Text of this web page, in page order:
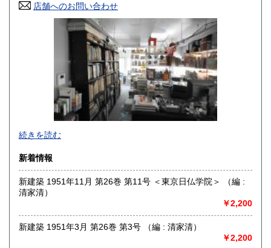
高知県 185円
185円 長崎県
185円 大分県
185円 鹿児島県
185円
店舗へのお問い合わせ
グラフィックデザイン、イラストレーション、タイポグラフ
ィ、プロダクトデザイン、インテリア、建築、広告、写真に
関する資料を扱っています。買取りも積極的に行っておりま
すので、出張・宅配買取ともに、お気軽にご連絡ください。
沿線名：東京メトロ日比谷線
最寄駅：人形町
定休日：土曜日・日曜日・祝日
続きを読む
新着情報
新建築 1951年11月 第26巻 第11号 ＜東京日仏学院＞ （編 :
清家清）
￥2,200
新建築 1951年3月 第26巻 第3号 （編 : 清家清）
￥2,200